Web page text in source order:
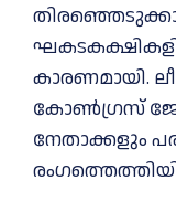
കാരണമായി.
കോൺഗ്രസ്
നേതാക്കളും